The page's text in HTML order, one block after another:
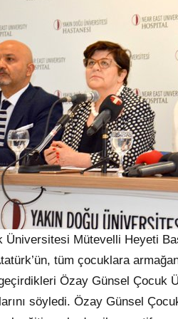
Mütevelli Heyeti
tüm çocuklara
Özay Günsel Çocuk
söyledi. Özay Günsel